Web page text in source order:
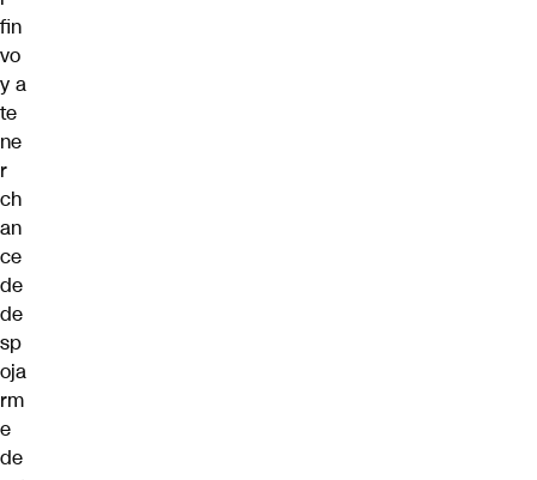
fin
vo
y a
te
ne
r
ch
an
ce
de
de
sp
oja
rm
e
de